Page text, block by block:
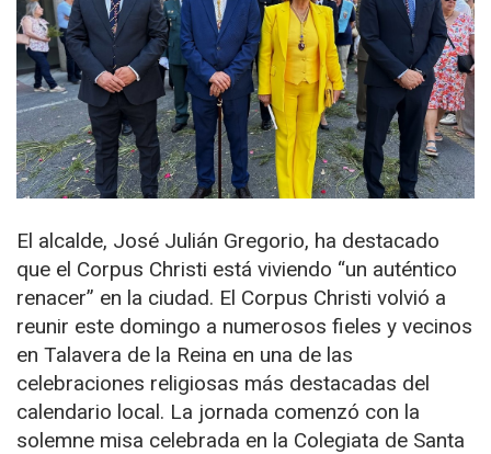
El alcalde, José Julián Gregorio, ha destacado
que el Corpus Christi está viviendo “un auténtico
renacer” en la ciudad. El Corpus Christi volvió a
reunir este domingo a numerosos fieles y vecinos
en Talavera de la Reina en una de las
celebraciones religiosas más destacadas del
calendario local. La jornada comenzó con la
solemne misa celebrada en la Colegiata de Santa